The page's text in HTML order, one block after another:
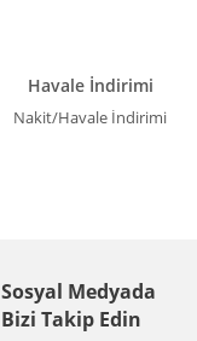
Havale İndirimi
Nakit/Havale İndirimi
Sosyal Medyada
Bizi Takip Edin